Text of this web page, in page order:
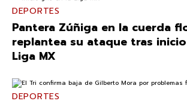
DEPORTES
Pantera Zúñiga en la cuerda
replantea su ataque tras
Liga MX
DEPORTES